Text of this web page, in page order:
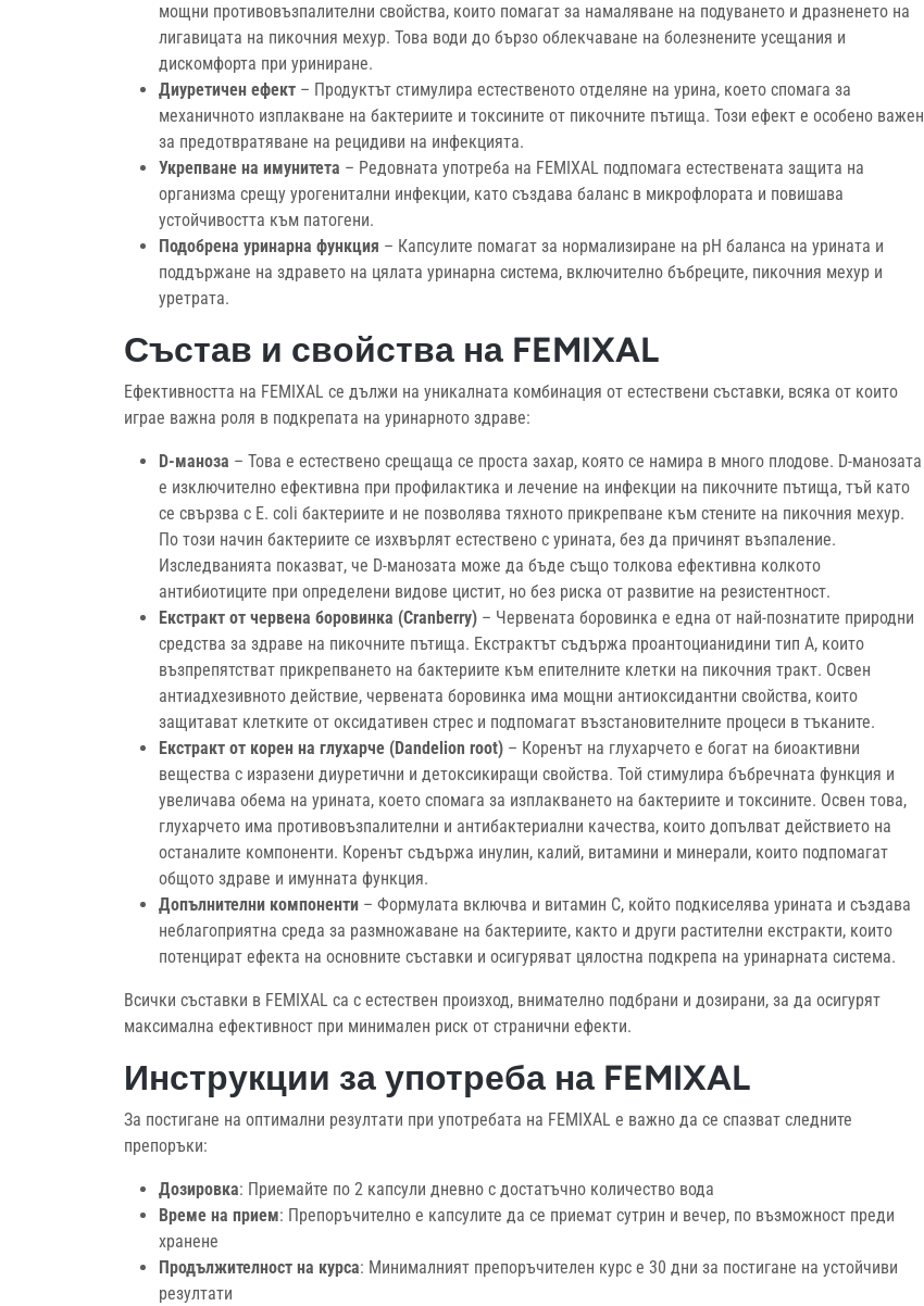
мощни противовъзпалителни свойства, които помагат за намаляване на подуването и дразненето на
лигавицата на пикочния мехур. Това води до бързо облекчаване на болезнените усещания и
дискомфорта при уриниране.
Диуретичен ефект – Продуктът стимулира естественото отделяне на урина, което спомага за
механичното изплакване на бактериите и токсините от пикочните пътища. Този ефект е особено важен
за предотвратяване на рецидиви на инфекцията.
Укрепване на имунитета – Редовната употреба на FEMIXAL подпомага естествената защита на
организма срещу урогенитални инфекции, като създава баланс в микрофлората и повишава
устойчивостта към патогени.
Подобрена уринарна функция – Капсулите помагат за нормализиране на pH баланса на урината и
поддържане на здравето на цялата уринарна система, включително бъбреците, пикочния мехур и
уретрата.
Състав и свойства на FEMIXAL
Ефективността на FEMIXAL се дължи на уникалната комбинация от естествени съставки, всяка от които
играе важна роля в подкрепата на уринарното здраве:
D-маноза – Това е естествено срещаща се проста захар, която се намира в много плодове. D-манозата
е изключително ефективна при профилактика и лечение на инфекции на пикочните пътища, тъй като
се свързва с E. coli бактериите и не позволява тяхното прикрепване към стените на пикочния мехур.
По този начин бактериите се изхвърлят естествено с урината, без да причинят възпаление.
Изследванията показват, че D-манозата може да бъде също толкова ефективна колкото
антибиотиците при определени видове цистит, но без риска от развитие на резистентност.
Екстракт от червена боровинка (Cranberry) – Червената боровинка е една от най-познатите природни
средства за здраве на пикочните пътища. Екстрактът съдържа проантоцианидини тип А, които
възпрепятстват прикрепването на бактериите към епителните клетки на пикочния тракт. Освен
антиадхезивното действие, червената боровинка има мощни антиоксидантни свойства, които
защитават клетките от оксидативен стрес и подпомагат възстановителните процеси в тъканите.
Екстракт от корен на глухарче (Dandelion root) – Коренът на глухарчето е богат на биоактивни
вещества с изразени диуретични и детоксикиращи свойства. Той стимулира бъбречната функция и
увеличава обема на урината, което спомага за изплакването на бактериите и токсините. Освен това,
глухарчето има противовъзпалителни и антибактериални качества, които допълват действието на
останалите компоненти. Коренът съдържа инулин, калий, витамини и минерали, които подпомагат
общото здраве и имунната функция.
Допълнителни компоненти – Формулата включва и витамин С, който подкиселява урината и създава
неблагоприятна среда за размножаване на бактериите, както и други растителни екстракти, които
потенцират ефекта на основните съставки и осигуряват цялостна подкрепа на уринарната система.
Всички съставки в FEMIXAL са с естествен произход, внимателно подбрани и дозирани, за да осигурят
максимална ефективност при минимален риск от странични ефекти.
Инструкции за употреба на FEMIXAL
За постигане на оптимални резултати при употребата на FEMIXAL е важно да се спазват следните
препоръки:
Дозировка: Приемайте по 2 капсули дневно с достатъчно количество вода
Време на прием: Препоръчително е капсулите да се приемат сутрин и вечер, по възможност преди
хранене
Продължителност на курса: Минималният препоръчителен курс е 30 дни за постигане на устойчиви
резултати